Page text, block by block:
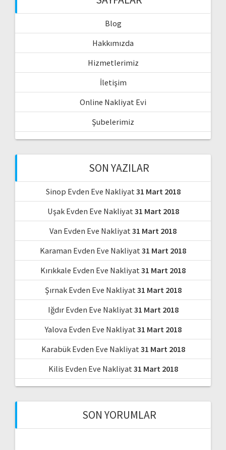
Blog
Hakkımızda
Hizmetlerimiz
İletişim
Online Nakliyat Evi
Şubelerimiz
SON YAZILAR
Sinop Evden Eve Nakliyat31 Mart 2018
Uşak Evden Eve Nakliyat31 Mart 2018
Van Evden Eve Nakliyat31 Mart 2018
Karaman Evden Eve Nakliyat31 Mart 2018
Kırıkkale Evden Eve Nakliyat31 Mart 2018
Şırnak Evden Eve Nakliyat31 Mart 2018
Iğdır Evden Eve Nakliyat31 Mart 2018
Yalova Evden Eve Nakliyat31 Mart 2018
Karabük Evden Eve Nakliyat31 Mart 2018
Kilis Evden Eve Nakliyat31 Mart 2018
SON YORUMLAR